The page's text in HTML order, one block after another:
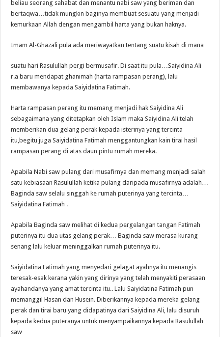
beliau seorang sahabat dan menantu nabi saw yang beriman dan
bertaqwa…tidak mungkin baginya membuat sesuatu yang menjadi
kemurkaan Allah dengan mengambil harta yang bukan haknya.
Imam Al-Ghazali pula ada meriwayatkan tentang suatu kisah di mana
suatu hari Rasulullah pergi bermusafir. Di saat itu pula…Saiyidina Ali
r.a baru mendapat ghanimah (harta rampasan perang), lalu
membawanya kepada Saiyidatina Fatimah.
Harta rampasan perang itu memang menjadi hak Saiyidina Ali
sebagaimana yang ditetapkan oleh Islam maka Saiyidina Ali telah
memberikan dua gelang perak kepada isterinya yang tercinta
itu,begitu juga Saiyidatina Fatimah menggantungkan kain tirai hasil
rampasan perang di atas daun pintu rumah mereka.
Apabila Nabi saw pulang dari musafirnya dan memang menjadi salah
satu kebiasaan Rasulullah ketika pulang daripada musafirnya adalah…
Baginda saw selalu singgah ke rumah puterinya yang tercinta…
Saiyidatina Fatimah .
Apabila Baginda saw melihat di kedua pergelangan tangan Fatimah
puterinya itu dua utas gelang perak… Baginda saw merasa kurang
senang lalu keluar meninggalkan rumah puterinya itu.
Saiyidatina Fatimah yang menyedari gelagat ayahnya itu menangis
teresak-esak kerana yakin yang dirinya yang telah menyakiti perasaan
ayahandanya yang amat tercinta itu.. Lalu Saiyidatina Fatimah pun
memanggil Hasan dan Husein. Diberikannya kepada mereka gelang
perak dan tirai baru yang didapatinya dari Saiyidina Ali, lalu disuruh
kepada kedua puteranya untuk menyampaikannya kepada Rasulullah
saw